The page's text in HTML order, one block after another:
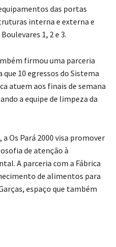
das portas
interna e externa e
1, 2 e 3.
firmou uma parceria
10 egressos do Sistema
atuem aos finais de semana
a equipe de limpeza da
Os Pará 2000 visa promover
de atenção à
A parceria com a Fábrica
de alimentos para
espaço que também